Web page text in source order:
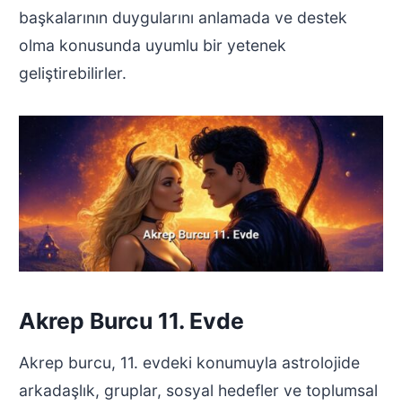
başkalarının duygularını anlamada ve destek
olma konusunda uyumlu bir yetenek
geliştirebilirler.
Akrep Burcu 11. Evde
Akrep burcu, 11. evdeki konumuyla astrolojide
arkadaşlık, gruplar, sosyal hedefler ve toplumsal